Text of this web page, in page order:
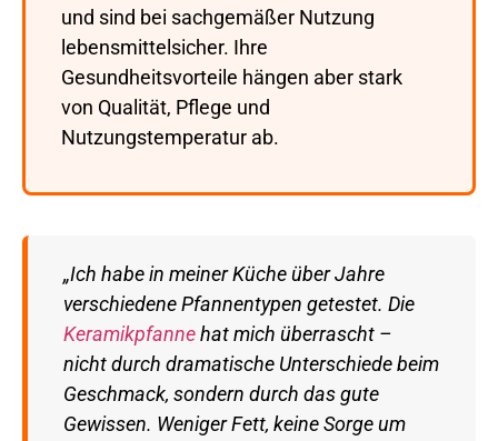
und sind bei sachgemäßer Nutzung
lebensmittelsicher. Ihre
Gesundheitsvorteile hängen aber stark
von Qualität, Pflege und
Nutzungstemperatur ab.
„Ich habe in meiner Küche über Jahre
verschiedene Pfannentypen getestet. Die
Keramikpfannehat mich überrascht –
nicht durch dramatische Unterschiede beim
Geschmack, sondern durch das gute
Gewissen. Weniger Fett, keine Sorge um